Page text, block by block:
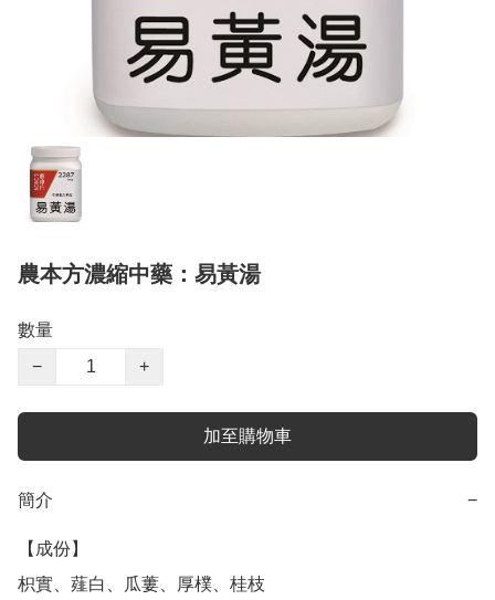
農本方濃縮中藥：易黃湯
數量
−
+
加至購物車
簡介 −
【成份】
枳實、薤白、瓜蔞、厚樸、桂枝